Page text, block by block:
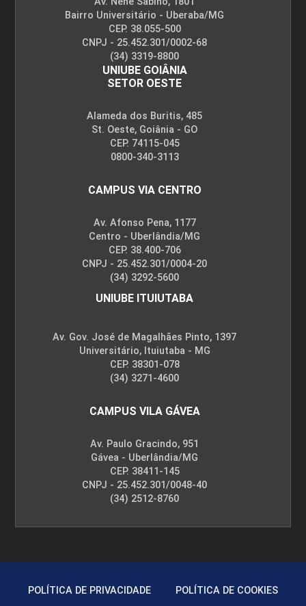
Bairro Universitário - Uberaba/MG
CEP. 38.055-500
CNPJ - 25.452.301/0002-68
(34) 3319-8800
UNIUBE GOIÂNIA
SETOR OESTE
Alameda dos Buritis, 485
St. Oeste, Goiânia - GO
CEP. 74115-045
0800-340-3113
CAMPUS VIA CENTRO
Av. Afonso Pena, 1177
Centro - Uberlândia/MG
CEP. 38.400-706
CNPJ - 25.452.301/0004-20
(34) 3292-5600
UNIUBE ITUIUTABA
Av. Gov. José de Magalhães Pinto, 1397
Universitário, Ituiutaba - MG
CEP. 38301-078
(34) 3271-4600
CAMPUS VILA GÁVEA
Av. Paulo Gracindo, 951
Gávea - Uberlândia/MG
CEP. 38411-145
CNPJ - 25.452.301/0048-40
(34) 2512-8760
POLÍTICA DE PRIVACIDADE POLÍTICA DE COOKIES